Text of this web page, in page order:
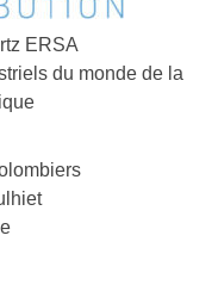
ERSA
du monde de la